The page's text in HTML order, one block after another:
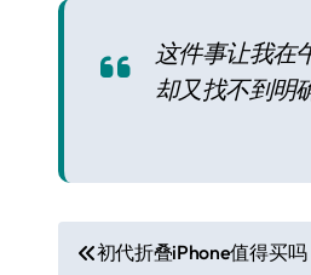
这件事让我在
却又找不到明
文初代折叠iPhone值得买吗
小家电